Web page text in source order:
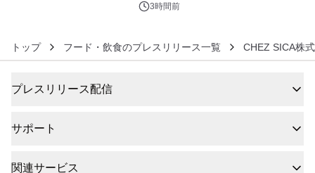
3時間前
トップ フード・飲食のプレスリリース一覧 CHEZ SICA株
プレスリリース配信
サポート
関連サービス